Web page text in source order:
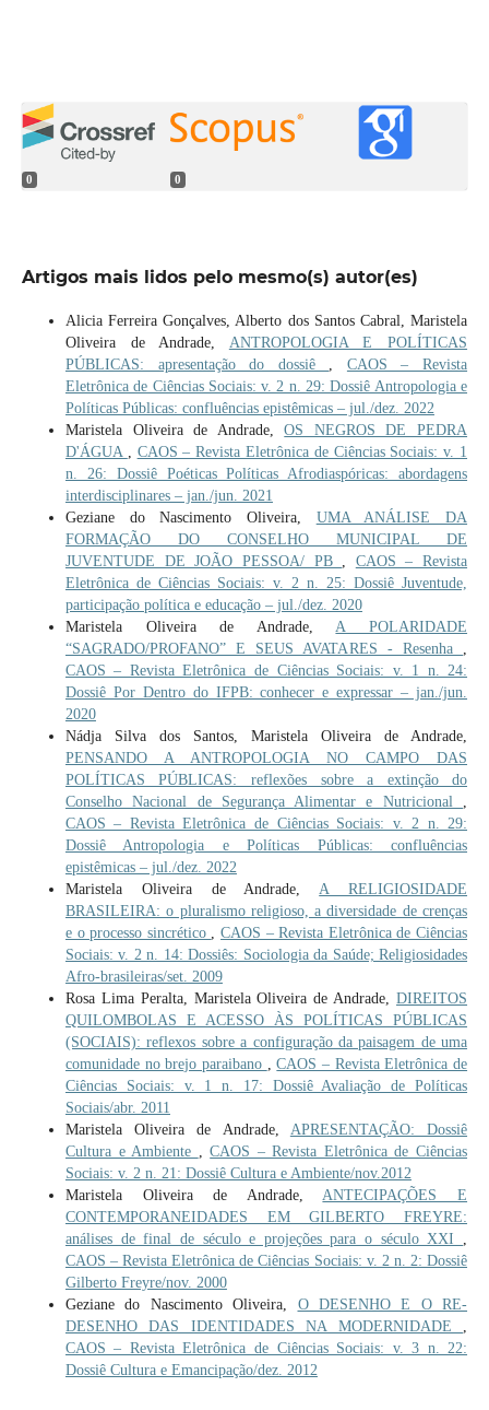
0 0
Artigos mais lidos pelo mesmo(s) autor(es)
Alicia Ferreira Gonçalves, Alberto dos Santos Cabral, Maristela
Oliveira de Andrade, ANTROPOLOGIA E POLÍTICAS
PÚBLICAS: apresentação do dossiê
CAOS – Revista
Eletrônica de Ciências Sociais: v. 2 n. 29: Dossiê Antropologia e
Políticas Públicas: confluências epistêmicas – jul./dez. 2022
Maristela Oliveira de Andrade,OS NEGROS DE PEDRA
D'ÁGUA
CAOS – Revista Eletrônica de Ciências Sociais: v. 1
n. 26: Dossiê Poéticas Políticas Afrodiaspóricas: abordagens
interdisciplinares – jan./jun. 2021
Geziane do Nascimento Oliveira, UMA ANÁLISE DA
FORMAÇÃO DO CONSELHO MUNICIPAL DE
JUVENTUDE DE JOÃO PESSOA/ PB
CAOS – Revista
Eletrônica de Ciências Sociais: v. 2 n. 25: Dossiê Juventude,
participação política e educação – jul./dez. 2020
Maristela Oliveira de Andrade, A POLARIDADE
“SAGRADO/PROFANO” E SEUS AVATARES - Resenha
CAOS – Revista Eletrônica de Ciências Sociais: v. 1 n. 24:
Dossiê Por Dentro do IFPB: conhecer e expressar – jan./jun.
2020
Nádja Silva dos Santos, Maristela Oliveira de Andrade,
PENSANDO A ANTROPOLOGIA NO CAMPO DAS
POLÍTICAS PÚBLICAS: reflexões sobre a extinção do
Conselho Nacional de Segurança Alimentar e Nutricional
CAOS – Revista Eletrônica de Ciências Sociais: v. 2 n. 29:
Dossiê Antropologia e Políticas Públicas: confluências
epistêmicas – jul./dez. 2022
Maristela Oliveira de Andrade, A RELIGIOSIDADE
BRASILEIRA: o pluralismo religioso, a diversidade de crenças
e o processo sincrético
,CAOS – Revista Eletrônica de Ciências
Sociais: v. 2 n. 14: Dossiês: Sociologia da Saúde; Religiosidades
Afro-brasileiras/set. 2009
Rosa Lima Peralta, Maristela Oliveira de Andrade,DIREITOS
QUILOMBOLAS E ACESSO ÀS POLÍTICAS PÚBLICAS
(SOCIAIS): reflexos sobre a configuração da paisagem de uma
comunidade no brejo paraibano
,CAOS – Revista Eletrônica de
Ciências Sociais: v. 1 n. 17: Dossiê Avaliação de Políticas
Sociais/abr. 2011
Maristela Oliveira de Andrade, APRESENTAÇÃO: Dossiê
Cultura e Ambiente
,CAOS – Revista Eletrônica de Ciências
Sociais: v. 2 n. 21: Dossiê Cultura e Ambiente/nov.2012
Maristela Oliveira de Andrade, ANTECIPAÇÕES E
CONTEMPORANEIDADES EM GILBERTO FREYRE:
análises de final de século e projeções para o século XXI
CAOS – Revista Eletrônica de Ciências Sociais: v. 2 n. 2: Dossiê
Gilberto Freyre/nov. 2000
Geziane do Nascimento Oliveira, O DESENHO E O RE-
DESENHO DAS IDENTIDADES NA MODERNIDADE
CAOS – Revista Eletrônica de Ciências Sociais: v. 3 n. 22:
Dossiê Cultura e Emancipação/dez. 2012